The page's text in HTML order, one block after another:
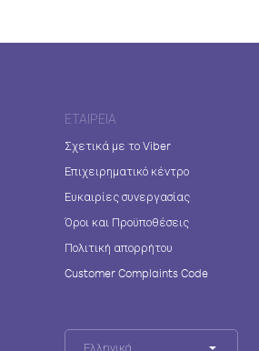
ΕΤΑΙΡΕΊΑ
Σχετικά με το Viber
Επιχειρηματικό κέντρο
Ευκαιρίες συνεργασίας
Όροι και Προϋποθέσεις
Πολιτική απορρήτου
Customer Complaints Code
Ελληνικά